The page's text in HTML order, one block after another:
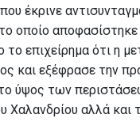
έκρινε
οποίο αποφασίστηκε
το επιχείρημα ότι η
και εξέφρασε την
ύψος των
Χαλανδρίου αλλά